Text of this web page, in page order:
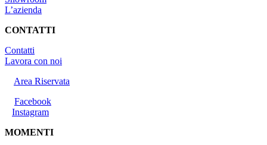
L’azienda
CONTATTI
Contatti
Lavora con noi
Area Riservata
Facebook
Instagram
MOMENTI